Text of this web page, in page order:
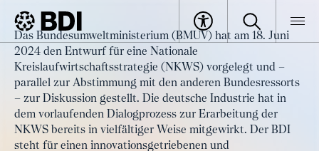
BDI Artikel
Artikel
BDI unterstützt Entwurf für eine
nationale
Kreislaufwirtschaftsstrategie
Das Bundesumweltministerium (BMUV) hat am 18. Juni
2024 den Entwurf für eine Nationale
Kreislaufwirtschaftsstrategie (NKWS) vorgelegt und –
parallel zur Abstimmung mit den anderen Bundesressorts
– zur Diskussion gestellt. Die deutsche Industrie hat in
dem vorlaufenden Dialogprozess zur Erarbeitung der
NKWS bereits in vielfältiger Weise mitgewirkt. Der BDI
steht für einen innovationsgetriebenen und